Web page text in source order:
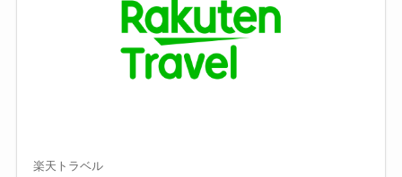
楽天トラベル